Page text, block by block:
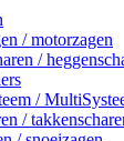
/ motorzagen
/
/
/